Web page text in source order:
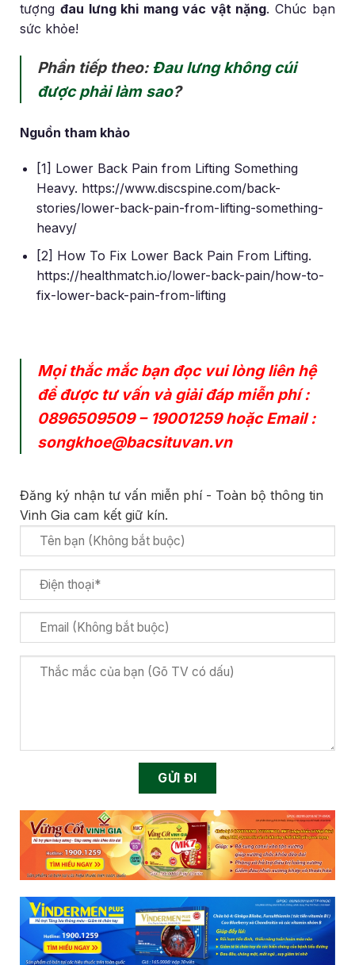
tượngđau lưng khi mang vác vật nặng. Chúc bạn
sức khỏe!
Phần tiếp theo: Đau lưng không cúi
được phải làm sao?
Nguồn tham khảo
[1] Lower Back Pain from Lifting Something
Heavy. https://www.discspine.com/back-
stories/lower-back-pain-from-lifting-something-
heavy/
[2] How To Fix Lower Back Pain From Lifting.
https://healthmatch.io/lower-back-pain/how-to-
fix-lower-back-pain-from-lifting
Mọi thắc mắc bạn đọc vui lòng liên hệ
để được tư vấn và giải đáp miễn phí :
0896509509– 19001259hoặc Email :
songkhoe@bacsituvan.vn
Đăng ký nhận tư vấn miễn phí - Toàn bộ thông tin
Vinh Gia cam kết giữ kín.